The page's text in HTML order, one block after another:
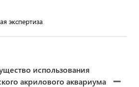
экспертиза
использования
акрилового аквариума